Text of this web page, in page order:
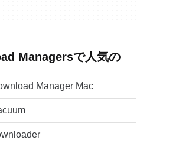
Managersで人気の
Manager Mac